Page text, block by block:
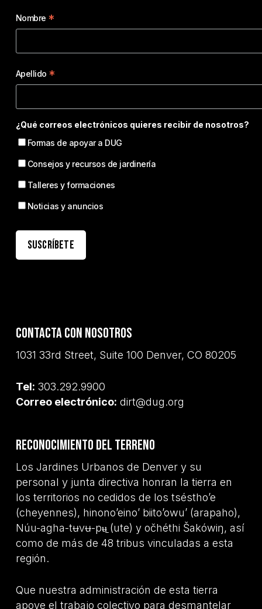
Nombre *
Apellido *
¿Qué correos electrónicos quieres recibir de nosotros?
Formas de apoyar a DUG
Consejos y recursos de jardinería
Talleres y formaciones
Noticias y anuncios
Contacta con nosotros
1031 33rd Street, Suite 100 Denver, CO 80205
Tel: 303.292.9900
Correo electrónico: dirt@dug.org
Reconocimiento del terreno
Los Jardines Urbanos de Denver y su
personal y junta directiva honran la tierra en
los territorios no cedidos de los tséstho’e
(cheyennes), hinono’eino’ biito’owu’ (arapaho),
Núu-agha-tʉvʉ-pʉ̱ (ute) y očhéthi Šakówiŋ, así
como de más de 48 tribus vinculadas a esta
región.
Que nuestra administración de esta tierra
apoye el trabajo colectivo para desmantelar